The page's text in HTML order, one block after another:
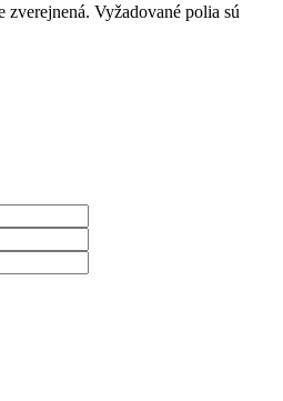
zverejnená. Vyžadované polia sú